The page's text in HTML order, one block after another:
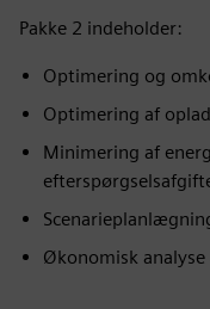
Pakke 2 indeholder:
Optimering og
Optimering af
Minimering af
Økonomisk